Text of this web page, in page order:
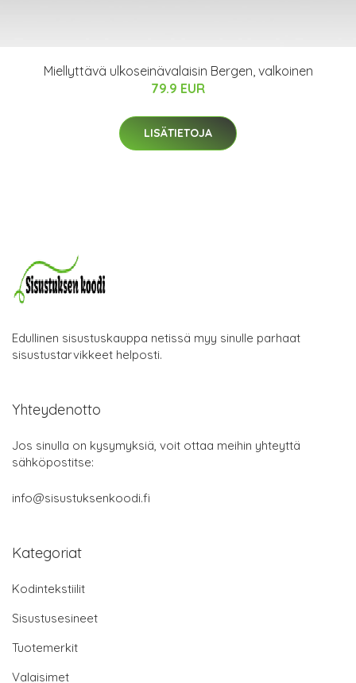
Miellyttävä ulkoseinävalaisin Bergen, valkoinen
79.9 EUR
LISÄTIETOJA
Edullinen sisustuskauppa netissä myy sinulle parhaat
sisustustarvikkeet helposti.
Yhteydenotto
Jos sinulla on kysymyksiä, voit ottaa meihin yhteyttä
sähköpostitse:
info@sisustuksenkoodi.fi
Kategoriat
Kodintekstiilit
Sisustusesineet
Tuotemerkit
Valaisimet